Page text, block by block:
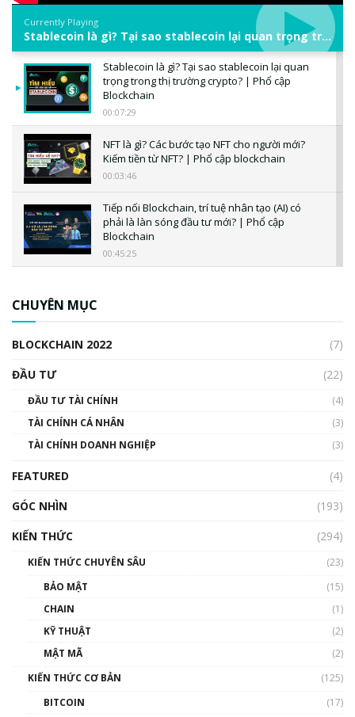
Currently Playing
Stablecoin là gì? Tại sao stablecoin lại quan trọng trong thị trường crypto? | Phổ cập Blockchain
Stablecoin là gì? Tại sao stablecoin lại quan
trọng trong thị trường crypto? | Phổ cập
Blockchain
00:07:29
NFT là gì? Các bước tạo NFT cho người mới?
Kiếm tiền từ NFT? | Phổ cập blockchain
00:03:46
Tiếp nối Blockchain, trí tuệ nhân tạo (AI) có
phải là làn sóng đầu tư mới? | Phổ cập
Blockchain
00:45:25
00:02:14
Nhìn lại năm 2022: Những sự kiện ảnh hưởng
đến hệ sinh thái tiền mã hoá | Phổ cập
00:43:47
CHUYÊN MỤC
BLOCKCHAIN 2022
(7)
ĐẦU TƯ
(22)
ĐẦU TƯ TÀI CHÍNH
(4)
TÀI CHÍNH CÁ NHÂN
(3)
TÀI CHÍNH DOANH NGHIỆP
(3)
FEATURED
(4)
GÓC NHÌN
(193)
KIẾN THỨC
(294)
KIẾN THỨC CHUYÊN SÂU
(23)
BẢO MẬT
(15)
CHAIN
(1)
KỸ THUẬT
(2)
MẬT MÃ
(2)
KIẾN THỨC CƠ BẢN
(125)
BITCOIN
(17)